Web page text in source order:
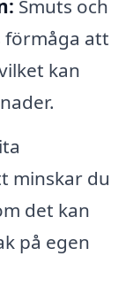
Smuts och
förmåga att
kan
minskar du
det kan
på egen